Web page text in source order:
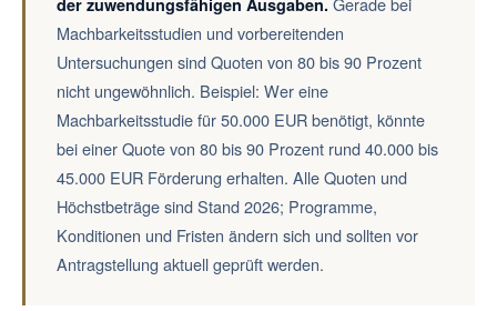
der zuwendungsfähigen Ausgaben.
Machbarkeitsstudien und vorbereitenden
Untersuchungen sind Quoten von 80 bis 90 Prozent
nicht ungewöhnlich. Beispiel: Wer eine
Machbarkeitsstudie für 50.000 EUR benötigt, könnte
bei einer Quote von 80 bis 90 Prozent rund 40.000 bis
45.000 EUR Förderung erhalten. Alle Quoten und
Höchstbeträge sind Stand 2026; Programme,
Konditionen und Fristen ändern sich und sollten vor
Antragstellung aktuell geprüft werden.